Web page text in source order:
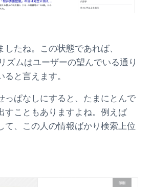
たね。この状態であれば、
ズムはユーザーの望んでいる通り
と言えます。
っぱなしにすると、たまにとんで
すこともありますよね。例えば
て、この人の情報ばかり検索上位